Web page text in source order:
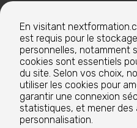
Nos formations
Nos centres de
Le groupe
En visitant
est requis pour le
personnelles, notamment
cookies sont essentiels
du site. Selon vos choix,
utiliser les cookies pour
garantir une connexion
statistiques, et mener
personnalisation.